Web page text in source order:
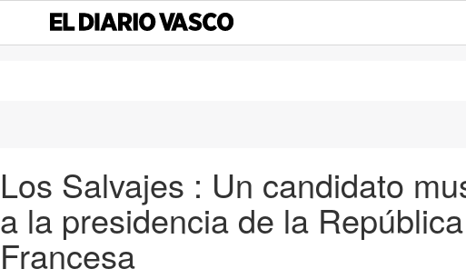
Los Salvajes : Un candidato
a la presidencia de la República
Francesa